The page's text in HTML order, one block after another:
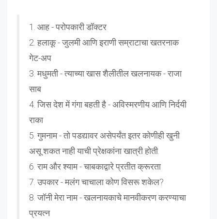
1. आह - परोपकारी डॉक्टर
2. हलाकू - जुलमी आणि इराणी सम्राटाचा खतरनाक
गेट-अप
3. मधुमती - त्याच्या खास शैलीतील खलनायक - राजा
साब
4. जिस देश में गंगा बहती है - अविस्मरणीय आणि निर्दयी
राका
5. गुमनाम - तो पडद्यावर असेपर्यंत इतर कोणीही खुनी
असू शकत नाही याची प्रेक्षकांना खात्री होती.
6. राम और श्याम - चाबकाद्वारे प्रतीत क्रूरता
7. उपकार - मलंग चाचाला कोण विसरू शकेल?
8. जॉनी मेरा नाम - खलनायकाचे मानवीकरण करण्याचा
प्रयत्न